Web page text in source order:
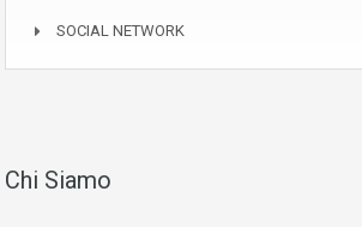
SOCIAL NETWORK
Chi Siamo